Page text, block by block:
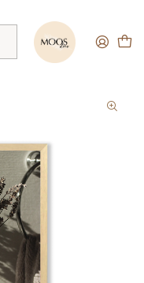
Cuadro / Hygge vase